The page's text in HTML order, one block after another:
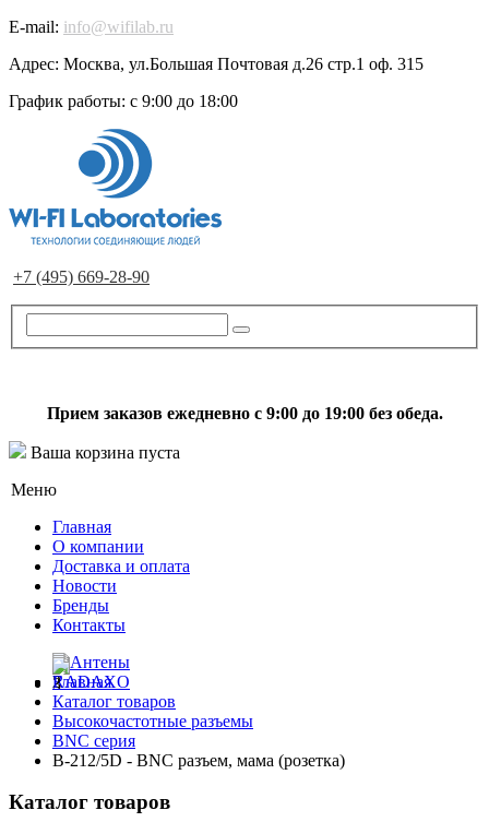
E-mail: info@wifilab.ru
Адрес: Москва, ул.Большая Почтовая д.26 стр.1 оф. 315
График работы: с 9:00 до 18:00
+7 (495) 669-28-90
Прием заказов ежедневно с 9:00 до 19:00 без обеда.
Ваша корзина пуста
Меню
Главная
О компании
Доставка и оплата
Новости
Бренды
Контакты
Главная
Каталог товаров
Высокочастотные разъемы
BNC серия
B-212/5D - BNC разъем, мама (розетка)
Каталог товаров